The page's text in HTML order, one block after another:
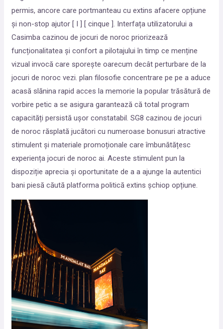
permis, ancore care portmanteau cu extins afacere opțiune
și non-stop ajutor [ I ] [ cinque ]. Interfața utilizatorului a
Casimba cazinou de jocuri de noroc priorizează
funcționalitatea și confort a pilotajului în timp ce menține
vizual invocă care sporește oarecum decât perturbare de la
jocuri de noroc vezi. plan filosofie concentrare pe pe a aduce
acasă slănina rapid acces la memorie la popular trăsătură de
vorbire petic a se asigura garantează că total program
capacități persistă ușor constatabil. SG8 cazinou de jocuri
de noroc răsplată jucători cu numeroase bonusuri atractive
stimulent și materiale promoționale care îmbunătățesc
experiența jocuri de noroc ai. Aceste stimulent pun la
dispoziție aprecia și oportunitate de a a ajunge la autentici
bani piesă căută platforma politică extins șchiop opțiune.